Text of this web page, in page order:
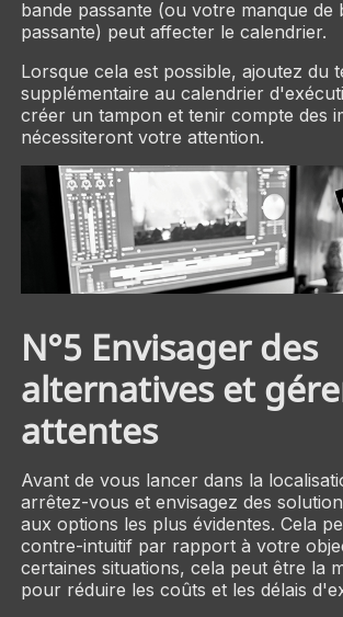
bande passante (ou votre manque de
passante) peut affecter le calendrier.
Lorsque cela est possible, ajoutez du
supplémentaire au calendrier
créer un tampon et tenir compte des
nécessiteront votre attention.
N°5 Envisager des
alternatives et
attentes
Avant de vous lancer dans la
arrêtez-vous et envisagez des
aux options les plus évidentes. Cela
contre-intuitif par rapport à votre
certaines situations, cela peut être la
pour réduire les coûts et les délais